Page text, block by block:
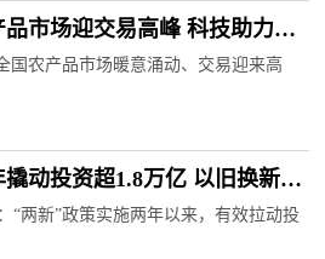
市场迎交易高峰 科技助力节
国农产品市场暖意涌动、交易迎来高
动投资超1.8万亿 以旧换新惠
“两新”政策实施两年以来，有效拉动投